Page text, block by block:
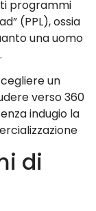
programmi
(PPL), ossia
una uomo
un
verso 360
indugio la
di